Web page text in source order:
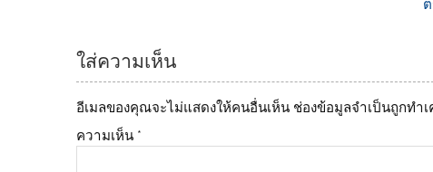
o
k
ใส่ความเห็น
อีเมลของคุณจะไม่แสดงให้คนอื่นเห็น ช่องข้อมูลจำเป็นถูกทำ
ความเห็น *